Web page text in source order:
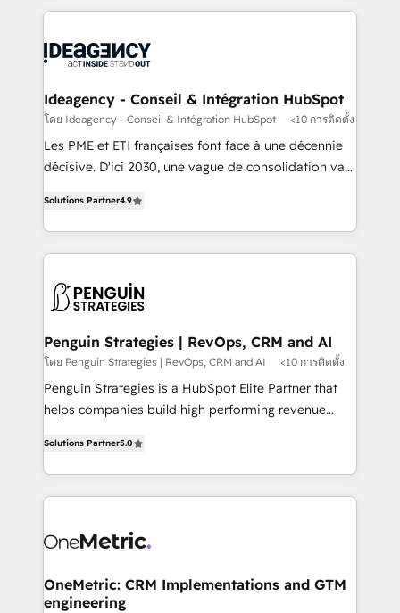
100+ intégrations CRM HubSpot réussies - 40
cumulées
International Sports Sciences Association, SXSW,
Randstad, Uber Freight, and HubSpot itself. We have
partner and expertise across operational strategy,
business-first process building, system integration,
custom development, and extensibility. When you
work with Aptitude 8, you get a team – not an
development, and project management. We have
100% US-based, FTE team members. We offer
migrations from other platforms, systems
integration, extensibility, custom development, and
Ideagency - Conseil & Intégration HubSpot
โดย Ideagency - Conseil & Intégration HubSpot <10 การติดตั้ง
Les PME et ETI françaises font face à une décennie
décisive. D'ici 2030, une vague de consolidation va
entreprises qui auront réussi leur transformation. Le
problème ? 58% des dirigeants savent que l'IA est
vitale pour leur survie. Mais 57% n'ont aucune
données. C'est le paradoxe français : conscience
Augmentée. Ce n'est pas une entreprise qui utilise
l'IA. C'est une organisation qui a réussi la symbiose
entre l'expertise humaine et l'intelligence artificielle.
Pas pour remplacer l'humain, mais pour l'augmenter.
transformation. D'abord les fondations : des
données unifiées, des processus alignés. Ensuite
vraie performance vient de l'intérieur. Act Inside.
Stand Out.
Solutions Partner4.9
Penguin Strategies | RevOps, CRM and AI
โดย Penguin Strategies | RevOps, CRM and AI <10 การติดตั้ง
Penguin Strategies is a HubSpot Elite Partner that
helps companies build high performing revenue
system environments and global SaaS or
manufacturing teams. Trusted by leading enterprises
and fast growing scale ups including Sony, Rapyd,
Design Automation and Uptive. 📊 RevOps & data
integrations 🤖 AI workflows & enrichment 📘 Team
enablement & company-wide adoption We create
Solutions Partner5.0
OneMetric: CRM Implementations and GTM
engineering